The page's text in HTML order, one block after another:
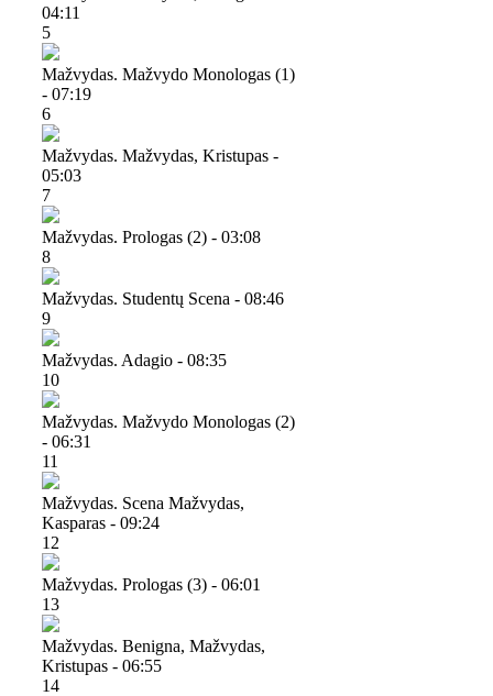
04:11
5
Mažvydas. Mažvydo Monologas (1)
- 07:19
6
Mažvydas. Mažvydas, Kristupas -
05:03
7
Mažvydas. Prologas (2) - 03:08
8
Mažvydas. Studentų Scena - 08:46
9
Mažvydas. Adagio - 08:35
10
Mažvydas. Mažvydo Monologas (2)
- 06:31
11
Mažvydas. Scena Mažvydas,
Kasparas - 09:24
12
Mažvydas. Prologas (3) - 06:01
13
Mažvydas. Benigna, Mažvydas,
Kristupas - 06:55
14